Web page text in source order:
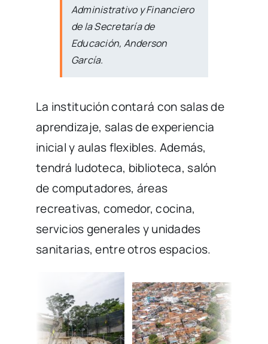
Administrativo y Financiero
de la Secretaría de
Educación, Anderson
García.
La institución contará con salas de
aprendizaje, salas de experiencia
inicial y aulas flexibles. Además,
tendrá ludoteca, biblioteca, salón
de computadores, áreas
recreativas, comedor, cocina,
servicios generales y unidades
sanitarias, entre otros espacios.